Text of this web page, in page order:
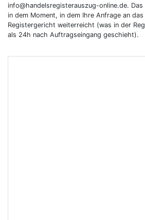
info@handelsregisterauszug-online.de.
in dem Moment, in dem Ihre Anfrage an
Registergericht weiterreicht (was in der
als 24h nach Auftragseingang geschieht).